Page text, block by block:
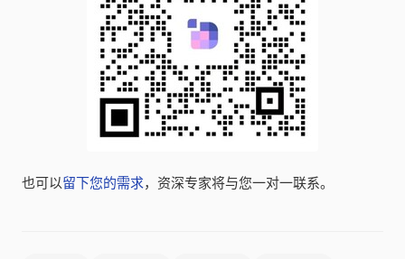
也可以留下您的需求，资深专家将与您一对一联系。